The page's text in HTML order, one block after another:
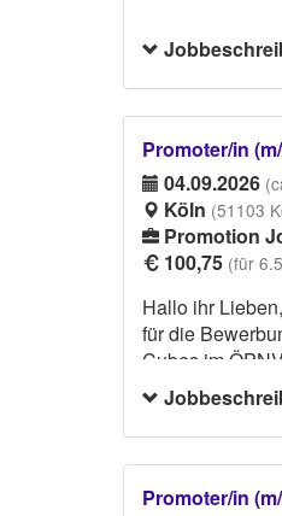
Zu den
- eine PVC-
- Anbringung/
- Aufbau von
- Hilfsarbeiten
DRESSCODE:
Bitte
Promoter/in
04.09.2026
Köln (51103
Promotion
100,75 (für
Hallo ihr Lieben,
für die
Cubes im
DRESSCODE:
Bitte ein
Promoter/in